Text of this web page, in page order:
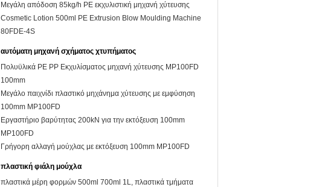
Μεγάλη απόδοση 85kg/h PE εκχυλιστική μηχανή χύτευσης
Cosmetic Lotion 500ml PE Extrusion Blow Moulding Machine
80FDE-4S
αυτόματη μηχανή σχήματος χτυπήματος
Πολυϋλικά PE PP Εκχυλίσματος μηχανή χύτευσης MP100FD
100mm
Μεγάλο παιχνίδι πλαστικό μηχάνημα χύτευσης με εμφύσηση
100mm MP100FD
Εργαστήριο βαρύτητας 200kN για την εκτόξευση 100mm
MP100FD
Γρήγορη αλλαγή μούχλας με εκτόξευση 100mm MP100FD
πλαστική φιάλη μούχλα
πλαστικά μέρη φορμών 500ml 700ml 1L, πλαστικά τμήματα